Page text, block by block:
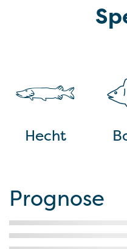
Hecht
Prognose